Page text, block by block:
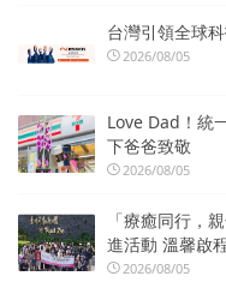
台灣引領全球
2026/08/05
Love Dad！統
下爸爸致敬
2026/08/05
「療癒同行，
進活動 溫馨啟
2026/08/05